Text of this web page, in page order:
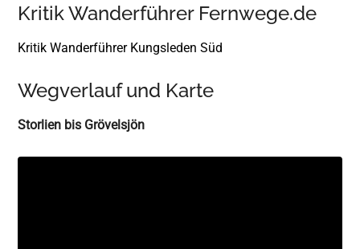
Kritik Wanderführer Fernwege.de
Kritik Wanderführer Kungsleden Süd
Wegverlauf und Karte
Storlien bis Grövelsjön